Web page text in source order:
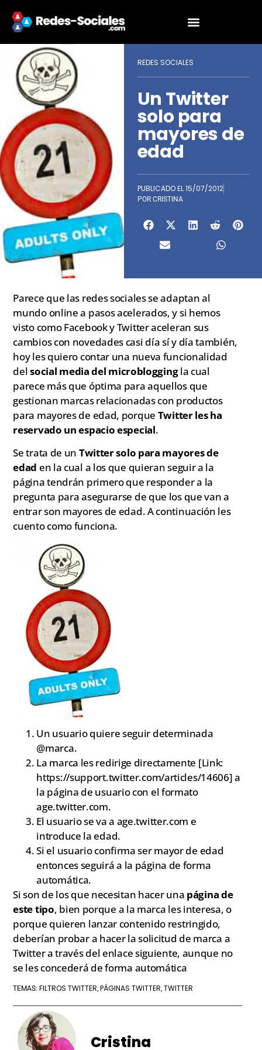
REDES SOCIALES
Un Twitter
solo para
mayores de
edad
PUBLICADO EL15/07/2012
POR CRISTINA
Parece que las redes sociales se adaptan al
mundo online a pasos acelerados, y si hemos
visto como Facebook y Twitter aceleran sus
cambios con novedades casi día sí y día también,
hoy les quiero contar una nueva funcionalidad
delsocial media del microbloggingla cual
parece más que óptima para aquellos que
gestionan marcas relacionadas con productos
para mayores de edad, porque Twitter les ha
reservado un espacio especial.
Se trata de un Twitter solo para mayores de
edad en la cual a los que quieran seguir a la
página tendrán primero que responder a la
pregunta para asegurarse de que los que van a
entrar son mayores de edad. A continuación les
cuento como funciona.
Un usuario quiere seguir determinada
@marca.
La marca les redirige directamente [Link:
https://support.twitter.com/articles/14606] a
la página de usuario con el formato
age.twitter.com.
El usuario se va a age.twitter.com e
introduce la edad.
Si el usuario confirma ser mayor de edad
entonces seguirá a la página de forma
automática.
Si son de los que necesitan hacer una página de
este tipo, bien porque a la marca les interesa, o
porque quieren lanzar contenido restringido,
deberían probar a hacer la solicitud de marca a
Twitter a través del enlace siguiente, aunque no
se les concederá de forma automática
TEMAS: FILTROS TWITTER, PÁGINAS TWITTER,TWITTER
Cristina